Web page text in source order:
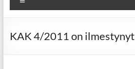
KAK 4/2011 on ilmestynyt